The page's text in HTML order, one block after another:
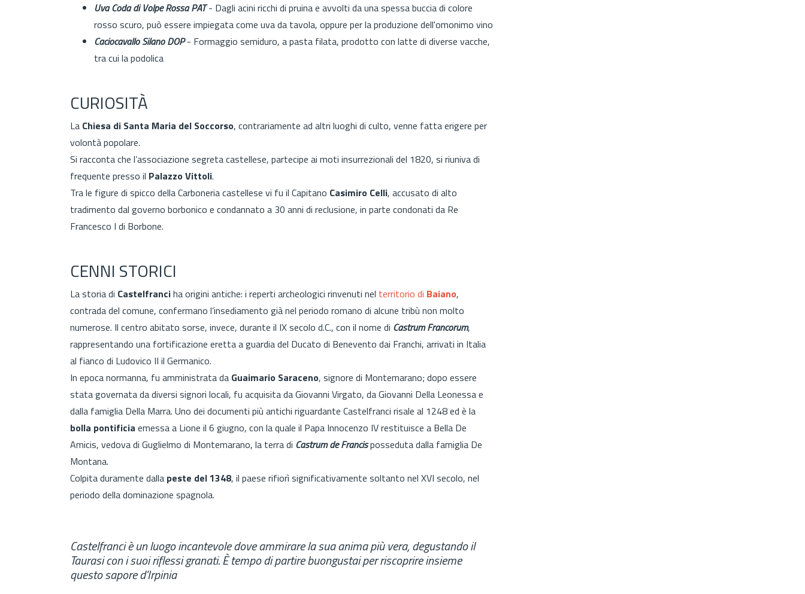
Uva Coda di Volpe Rossa PAT- Dagli acini ricchi di pruina e avvolti da una spessa buccia di colore
rosso scuro, può essere impiegata come uva da tavola, oppure per la produzione dell'omonimo vino
Caciocavallo Silano DOP- Formaggio semiduro, a pasta filata, prodotto con latte di diverse vacche,
tra cui la podolica
CURIOSITÀ
La Chiesa di Santa Maria del Soccorso, contrariamente ad altri luoghi di culto, venne fatta erigere per
volontà popolare.
Si racconta che l’associazione segreta castellese, partecipe ai moti insurrezionali del 1820, si riuniva di
frequente presso il Palazzo Vittoli.
Tra le figure di spicco della Carboneria castellese vi fu il Capitano Casimiro Celli, accusato di alto
tradimento dal governo borbonico e condannato a 30 anni di reclusione, in parte condonati da Re
Francesco I di Borbone.
CENNI STORICI
La storia di Castelfranciha origini antiche: i reperti archeologici rinvenuti nel territorio di Baiano,
contrada del comune, confermano l’insediamento già nel periodo romano di alcune tribù non molto
numerose. Il centro abitato sorse, invece, durante il IX secolo d.C., con il nome di Castrum Francorum,
rappresentando una fortificazione eretta a guardia del Ducato di Benevento dai Franchi, arrivati in Italia
al fianco di Ludovico II il Germanico.
In epoca normanna, fu amministrata da Guaimario Saraceno, signore di Montemarano; dopo essere
stata governata da diversi signori locali, fu acquisita da Giovanni Virgato, da Giovanni Della Leonessa e
dalla famiglia Della Marra. Uno dei documenti più antichi riguardante Castelfranci risale al 1248 ed è la
bolla pontificia emessa a Lione il 6 giugno, con la quale il Papa Innocenzo IV restituisce a Bella De
Amicis, vedova di Guglielmo di Montemarano, la terra di Castrum de Francisposseduta dalla famiglia De
Montana.
Colpita duramente dalla peste del 1348, il paese rifiorì significativamente soltanto nel XVI secolo, nel
periodo della dominazione spagnola.
Castelfranci è un luogo incantevole dove ammirare la sua anima più vera, degustando il
Taurasi con i suoi riflessi granati. È tempo di partire buongustai per riscoprire insieme
questo sapore d'Irpinia